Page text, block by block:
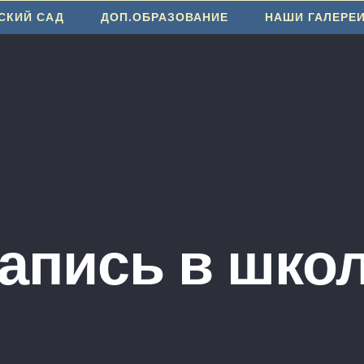
САД ДОП.ОБРАЗОВАНИЕ НАШИ ГАЛЕРЕИ
в